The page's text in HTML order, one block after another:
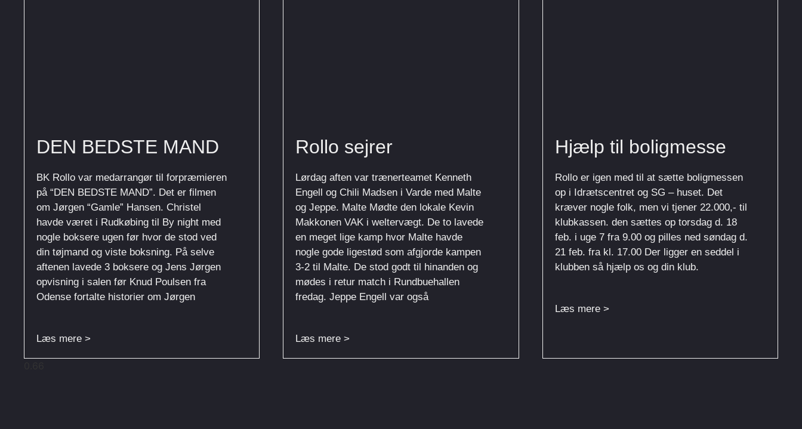
DEN BEDSTE MAND
BK Rollo var medarrangør til forpræmieren
på “DEN BEDSTE MAND”. Det er filmen
om Jørgen “Gamle” Hansen. Christel
havde været i Rudkøbing til By night med
nogle boksere ugen før hvor de stod ved
din tøjmand og viste boksning. På selve
aftenen lavede 3 boksere og Jens Jørgen
opvisning i salen før Knud Poulsen fra
Odense fortalte historier om Jørgen
Læs mere >
Rollo sejrer
Lørdag aften var trænerteamet Kenneth
Engell og Chili Madsen i Varde med Malte
og Jeppe. Malte Mødte den lokale Kevin
Makkonen VAK i weltervægt. De to lavede
en meget lige kamp hvor Malte havde
nogle gode ligestød som afgjorde kampen
3-2 til Malte. De stod godt til hinanden og
mødes i retur match i Rundbuehallen
fredag. Jeppe Engell var også
Læs mere >
Hjælp til boligmesse
Rollo er igen med til at sætte boligmessen
op i Idrætscentret og SG – huset. Det
kræver nogle folk, men vi tjener 22.000,- til
klubkassen. den sættes op torsdag d. 18
feb. i uge 7 fra 9.00 og pilles ned søndag d.
21 feb. fra kl. 17.00 Der ligger en seddel i
klubben så hjælp os og din klub.
Læs mere >